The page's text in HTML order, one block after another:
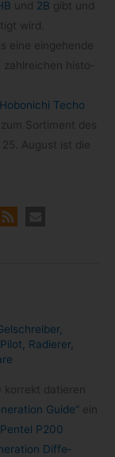
und 2B gibt und
wird.
eine ein­ge­hende
zahl­rei­chen his­to­
Hobo­ni­chi Techo
Sor­ti­ment des
August ist die
Pilot Radierer
kor­rekt datie­ren
Guide“ ein
P200
Dif­fe­